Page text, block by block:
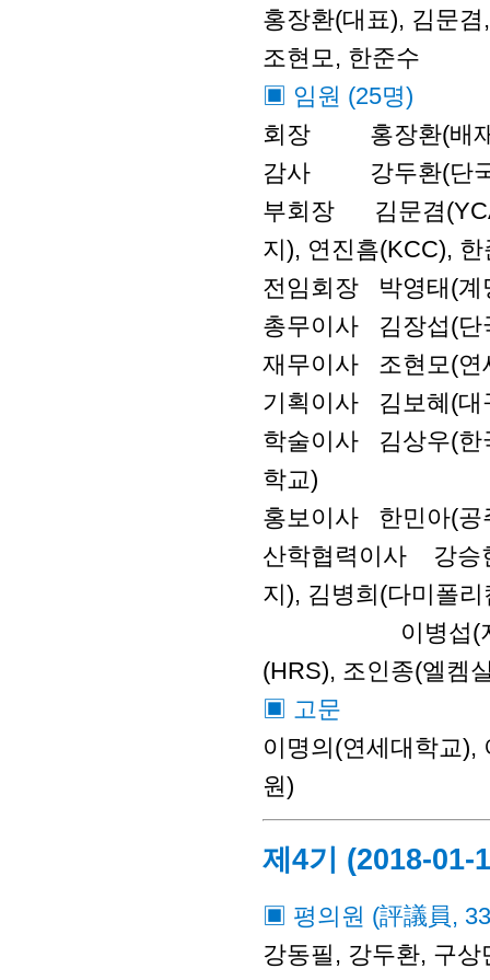
홍장환(대표), 김문
조현모, 한준수
▣ 임원 (25명)
회장 홍장환(배재
감사 강두환(단국
부회장 김문겸
지), 연진흠(KCC),
전임회장 박영태(계
총무이사 김장섭(단
재무이사 조현모(연
기획이사 김보혜(대
학술이사 김상우(한
학교)
홍보이사 한민아(공
산학협력이사 강승
지), 김병희(다미폴
이병섭(지엘켐),
(HRS), 조인종(엘켐
▣ 고문
이명의(연세대학교),
원)
제4기 (2018-01-
▣ 평의원 (評議員,
강동필, 강두환, 구